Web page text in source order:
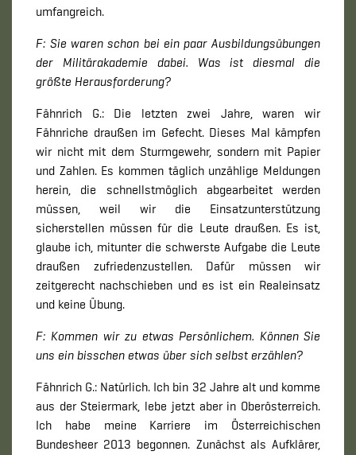
umfangreich.
F: Sie waren schon bei ein paar Ausbildungsübungen
der Militärakademie dabei. Was ist diesmal die
größte Herausforderung?
Fähnrich G.: Die letzten zwei Jahre, waren wir
Fähnriche draußen im Gefecht. Dieses Mal kämpfen
wir nicht mit dem Sturmgewehr, sondern mit Papier
und Zahlen. Es kommen täglich unzählige Meldungen
herein, die schnellstmöglich abgearbeitet werden
müssen, weil wir die Einsatzunterstützung
sicherstellen müssen für die Leute draußen. Es ist,
glaube ich, mitunter die schwerste Aufgabe die Leute
draußen zufriedenzustellen. Dafür müssen wir
zeitgerecht nachschieben und es ist ein Realeinsatz
und keine Übung.
F: Kommen wir zu etwas Persönlichem. Können Sie
uns ein bisschen etwas über sich selbst erzählen?
Fähnrich G.: Natürlich. Ich bin 32 Jahre alt und komme
aus der Steiermark, lebe jetzt aber in Oberösterreich.
Ich habe meine Karriere im Österreichischen
Bundesheer 2013 begonnen. Zunächst als Aufklärer,